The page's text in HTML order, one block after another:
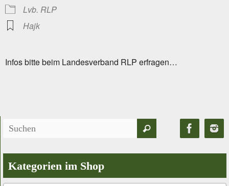
Lvb. RLP
Hajk
Infos bitte beim Landesverband RLP erfragen…
Suchen
Kategorien im Shop